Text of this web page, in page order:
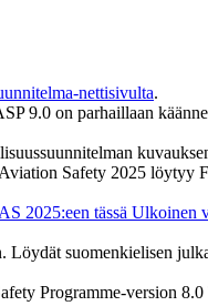
nettisivulta.
9.0 on parhaillaan
Safety 2025 löytyy
2025:een tässä Ulkoinen
Löydät suomenkielisen
Programme-version